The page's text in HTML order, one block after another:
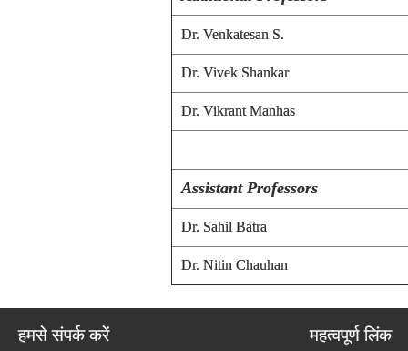
Dr. Venkatesan S.
Dr. Vivek Shankar
Dr. Vikrant Manhas
Assistant Professors
Dr. Sahil Batra
Dr. Nitin Chauhan
हमसे संपर्क करें महत्वपूर्ण लिंक